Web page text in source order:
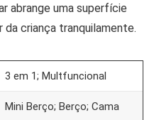
abrange uma superfície
da criança tranquilamente.
3 em 1; Multfuncional
Mini Berço; Berço; Cama